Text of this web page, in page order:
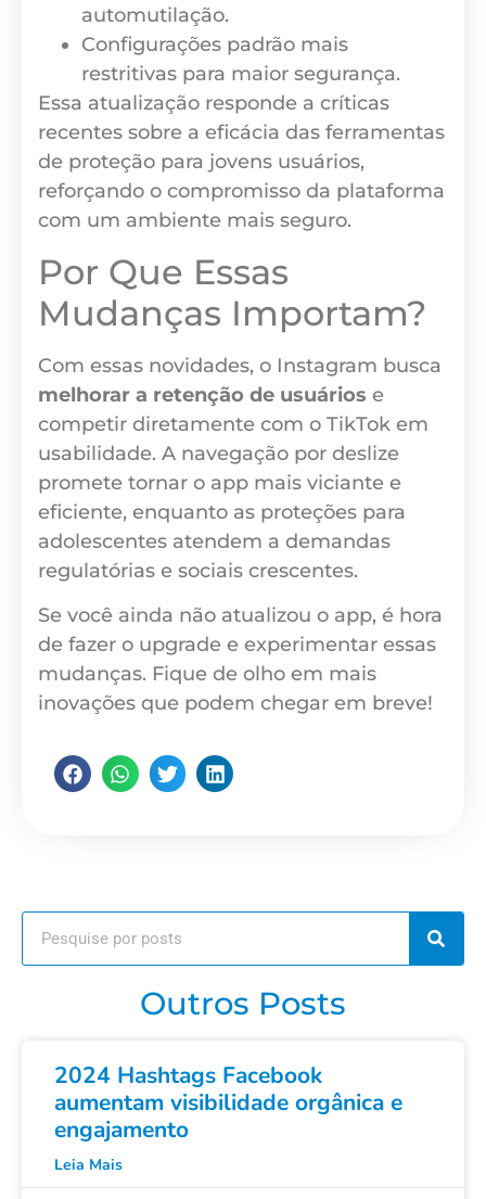
automutilação.
Configurações padrão mais
restritivas para maior segurança.
Essa atualização responde a críticas
recentes sobre a eficácia das ferramentas
de proteção para jovens usuários,
reforçando o compromisso da plataforma
com um ambiente mais seguro.
Por Que Essas
Mudanças Importam?
Com essas novidades, o Instagram busca
melhorar a retenção de usuários e
competir diretamente com o TikTok em
usabilidade. A navegação por deslize
promete tornar o app mais viciante e
eficiente, enquanto as proteções para
adolescentes atendem a demandas
regulatórias e sociais crescentes.
Se você ainda não atualizou o app, é hora
de fazer o upgrade e experimentar essas
mudanças. Fique de olho em mais
inovações que podem chegar em breve!
Outros Posts
2024 Hashtags Facebook
aumentam visibilidade orgânica e
engajamento
Leia Mais